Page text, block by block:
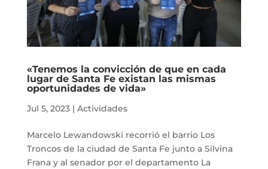
«Tenemos la convicción de que en cada
lugar de Santa Fe existan las mismas
oportunidades de vida»
Jul 5, 2023| Actividades
Marcelo Lewandowski recorrió el barrio Los
Troncos de la ciudad de Santa Fe junto a Silvina
Frana y al senador por el departamento La